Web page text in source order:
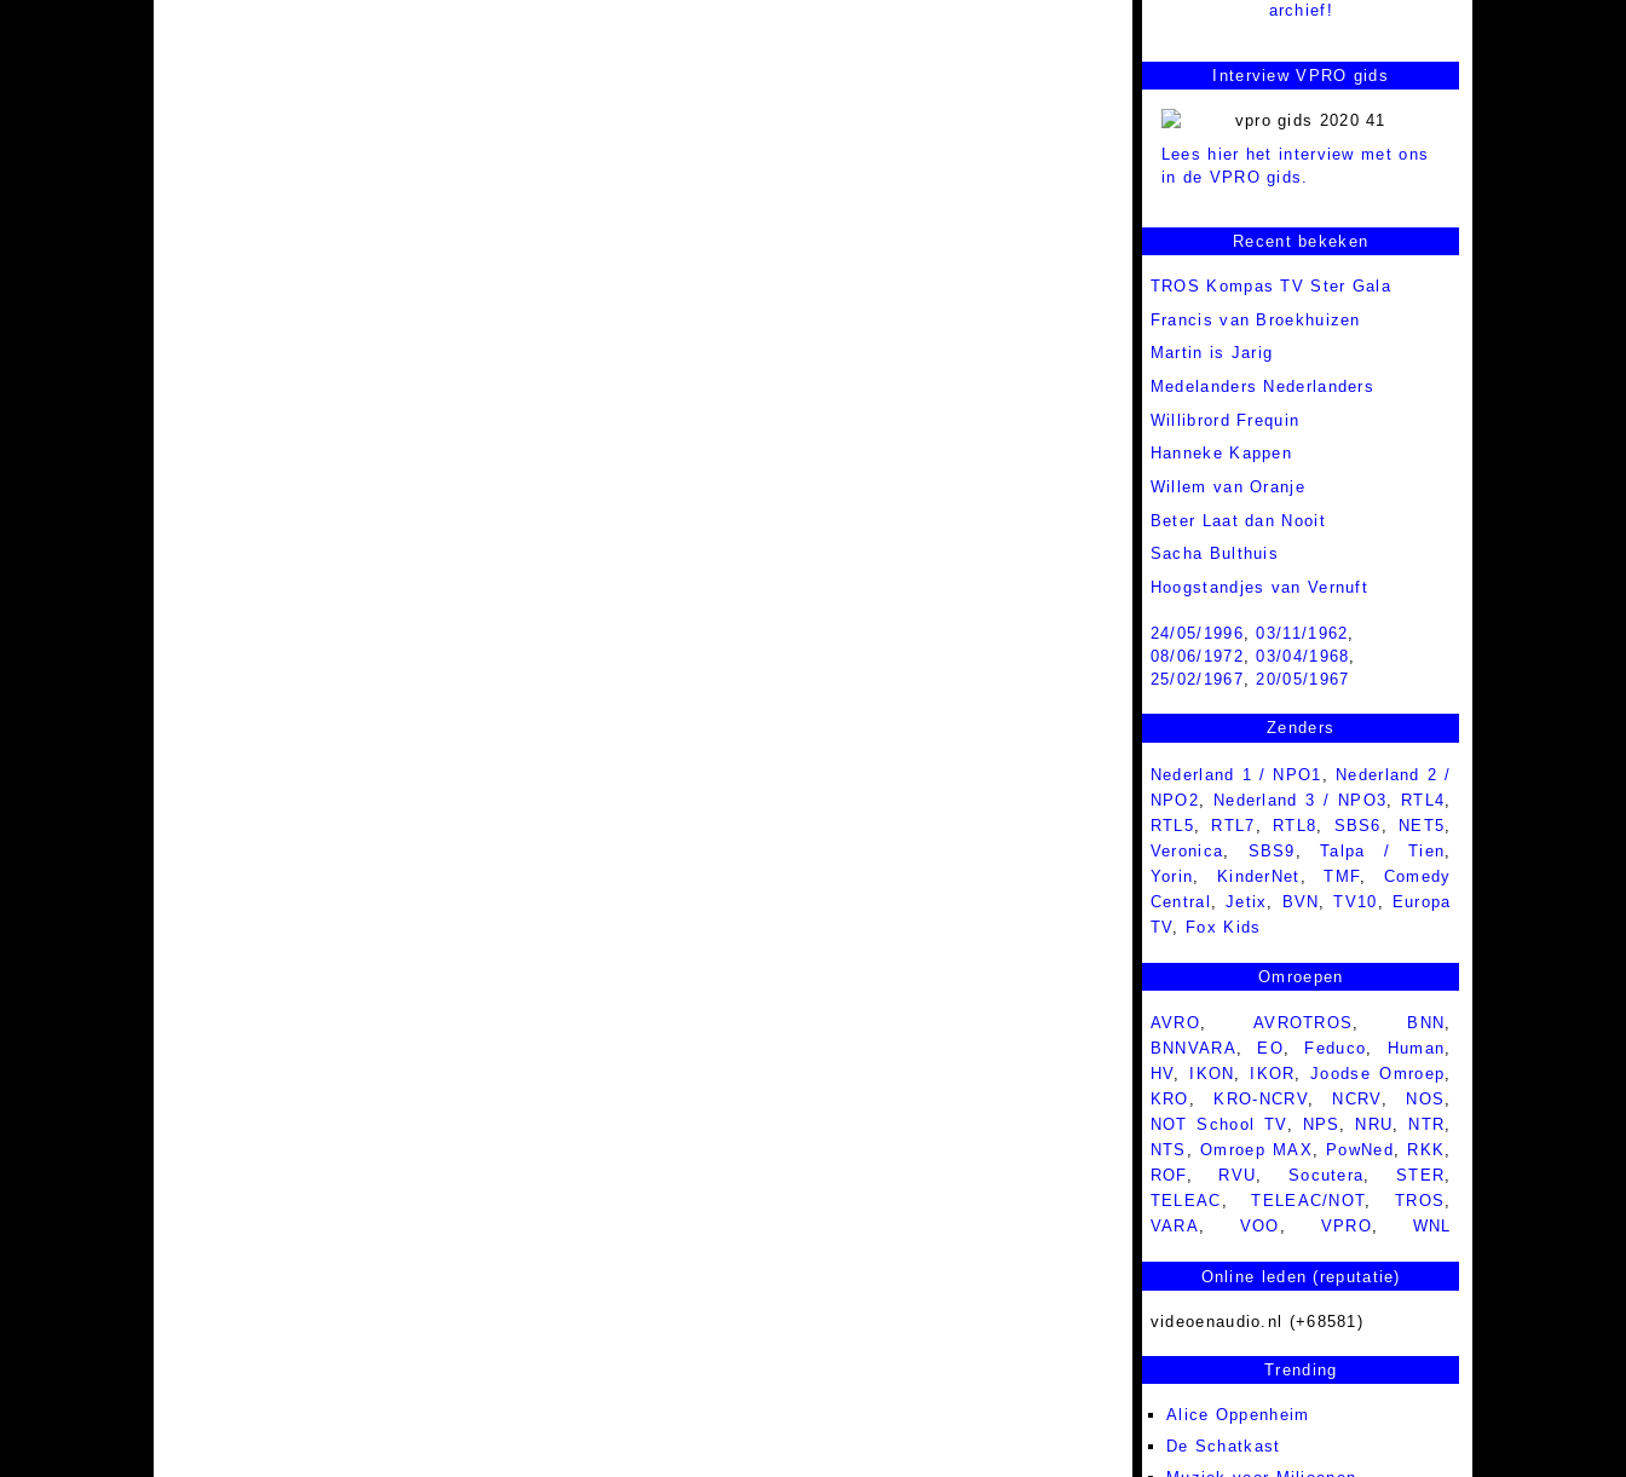
archief!
Interview VPRO gids
Lees hier het interview met ons
in de VPRO gids.
Recent bekeken
TROS Kompas TV Ster Gala
Francis van Broekhuizen
Martin is Jarig
Medelanders Nederlanders
Willibrord Frequin
Hanneke Kappen
Willem van Oranje
Beter Laat dan Nooit
Sacha Bulthuis
Hoogstandjes van Vernuft
24/05/1996,03/11/1962,
08/06/1972,03/04/1968,
25/02/1967,20/05/1967
Zenders
Nederland 1 / NPO1
Nederland 2 /
NPO2
Nederland 3 / NPO3 RTL4
RTL5
RTL7 RTL8 SBS6 NET5
Veronica
SBS9 ,Talpa / Tien
Yorin
KinderNet ,TMF
Comedy
Central
Jetix BVN ,TV10
Europa
TV
Fox Kids
Omroepen
AVRO, AVROTROS , BNN ,
BNNVARA, EO, Feduco, Human,
HV, IKON , IKOR,Joodse Omroep,
KRO , KRO-NCRV, NCRV, NOS ,
NOT School TV, NPS , NRU, NTR,
NTS ,Omroep MAX, PowNed , RKK,
ROF, RVU, Socutera,STER,
TELEAC ,TELEAC/NOT,TROS ,
VARA, VOO , VPRO, WNL
Online leden (reputatie)
videoenaudio.nl (+68581)
Trending
Alice Oppenheim
De Schatkast